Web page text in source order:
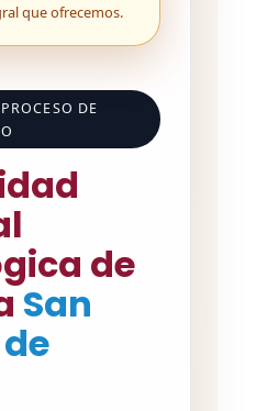
DE
de
San
que ofrecemos.